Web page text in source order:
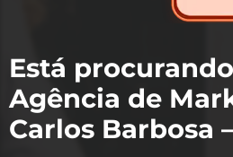
Está
Agência de
Carlos Barbosa